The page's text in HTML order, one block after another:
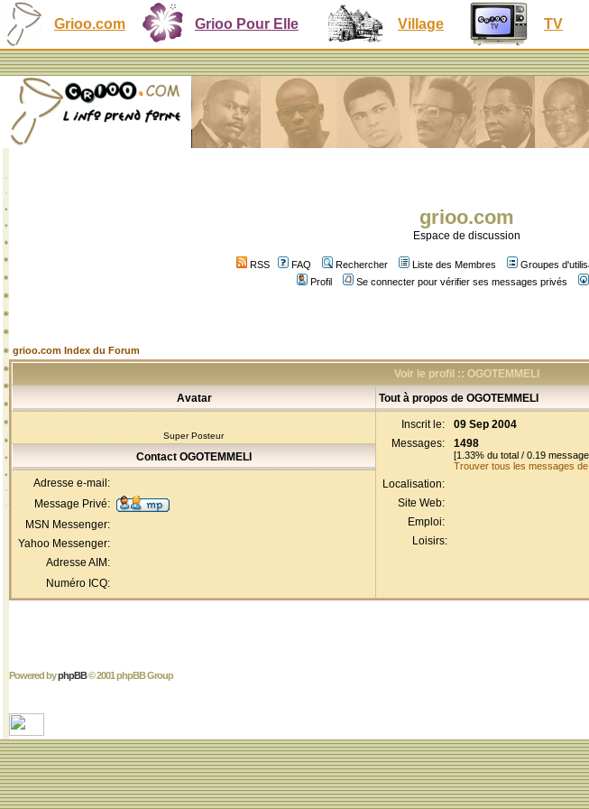
Grioo.com Grioo Pour Elle Village TV
grioo.com
Espace de discussion
RSS FAQ Rechercher Liste des Membres Groupes
Profil
Se connecter pour vérifier ses messages privés
grioo.com Index du Forum
Voir le profil :: OGOTEMMELI
Avatar
Tout à propos de OGOTEMMELI
Super Posteur
Inscrit le:
09 Sep 2004
Messages:
1498
[1.33% du total / 0.19
Trouver tous les messages
Localisation:
Site Web:
Emploi:
Loisirs:
Contact OGOTEMMELI
Adresse e-mail:
Message Privé:
MSN Messenger:
Yahoo Messenger:
Adresse AIM:
Numéro ICQ:
Powered byphpBB© 2001 phpBB Group